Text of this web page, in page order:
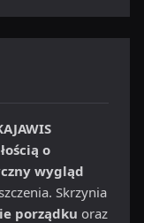
o
wygląd
Skrzynia
porządku oraz